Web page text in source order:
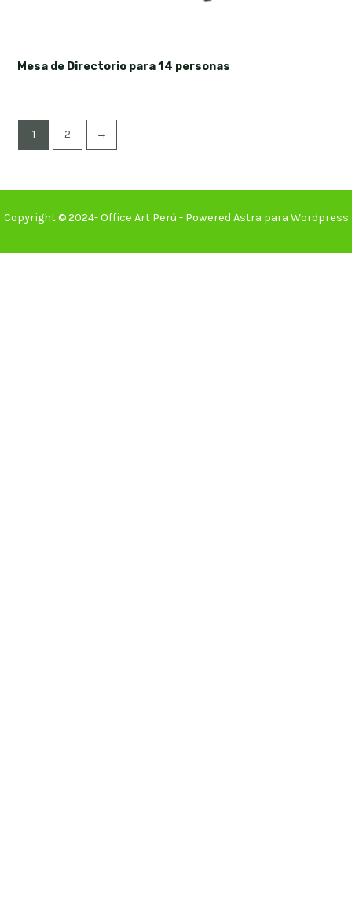
Mesa de Directorio para 14 personas
1 2 →
Copyright © 2024- Office Art Perú - Powered Astra para Wordpress